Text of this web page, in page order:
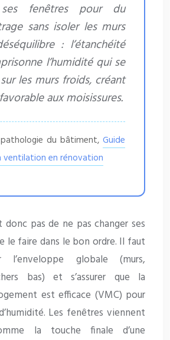
ses fenêtres pour du
sans isoler les murs
: l’étanchéité
l’humidité qui se
les murs froids, créant
aux moisissures.
du bâtiment, Guide
ventilation en rénovation
donc pas de ne pas changer ses
le faire dans le bon ordre. Il faut
l’enveloppe globale (murs,
bas) et s’assurer que la
est efficace (VMC) pour
Les fenêtres viennent
la touche finale d’une